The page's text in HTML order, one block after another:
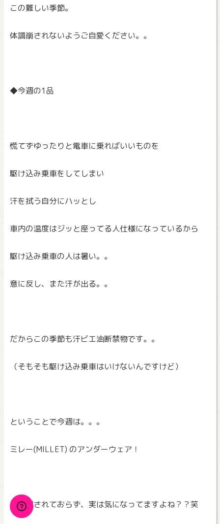
この難しい季節。
体調崩されないようご自愛ください。。
◆今週の1品
慌てずゆったりと電車に乗ればいいものを
駆け込み乗車をしてしまい
汗を拭う自分にハッとし
車内の温度はジッと座ってる人仕様になっているから
駆け込み乗車の人は暑い。。
意に反し、また汗が出る。。
だからこの季節も汗ビエ油断禁物です。。
（そもそも駆け込み乗車はいけないんですけど）
ということで今週は。。。
ミレー(MILLET) のアンダーウェア！
まだ試されておらず、実は気になってますよね？？笑